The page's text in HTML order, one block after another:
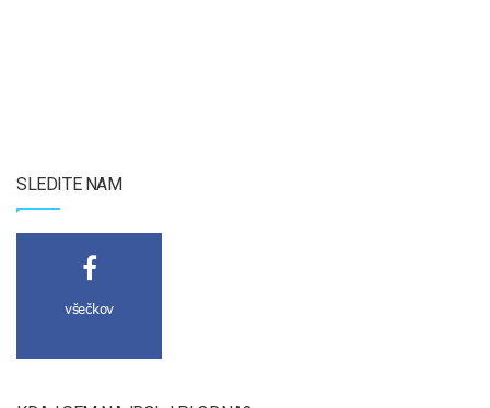
SLEDITE NAM
všečkov